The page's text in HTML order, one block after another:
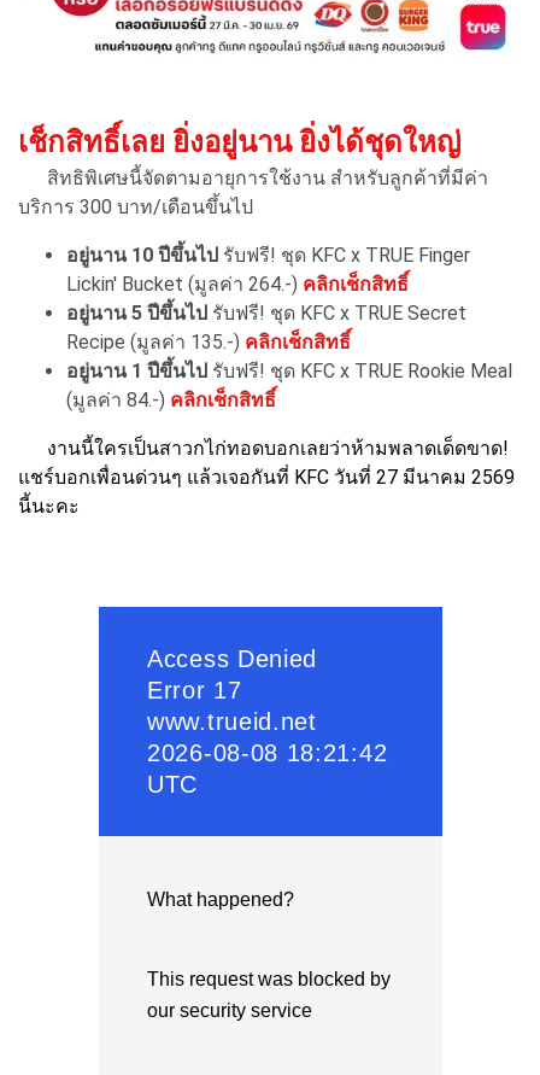
เช็กสิทธิ์เลย ยิ่งอยู่นาน ยิ่งได้ชุดใหญ่
สิทธิพิเศษนี้จัดตามอายุการใช้งาน สำหรับลูกค้าที่มีค่า
บริการ 300 บาท/เดือนขึ้นไป
อยู่นาน 10 ปีขึ้นไป รับฟรี! ชุด KFC x TRUE Finger
Lickin' Bucket (มูลค่า 264.-) คลิกเช็กสิทธิ์
อยู่นาน 5 ปีขึ้นไป รับฟรี! ชุด KFC x TRUE Secret
Recipe (มูลค่า 135.-) คลิกเช็กสิทธิ์
อยู่นาน 1 ปีขึ้นไป รับฟรี! ชุด KFC x TRUE Rookie Meal
(มูลค่า 84.-) คลิกเช็กสิทธิ์
งานนี้ใครเป็นสาวกไก่ทอดบอกเลยว่าห้ามพลาดเด็ดขาด!
แชร์บอกเพื่อนด่วนๆ แล้วเจอกันที่ KFC วันที่ 27 มีนาคม 2569
นี้นะคะ